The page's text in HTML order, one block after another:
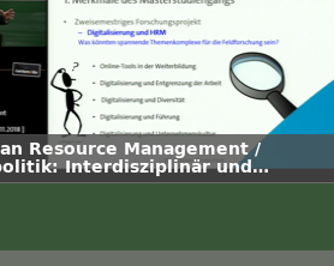
Resource Management /
Interdisziplinär und